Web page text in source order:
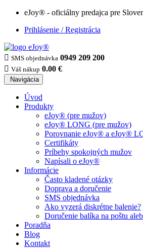
eJoy® - oficiálny predajca pre
Prihlásenie / Registrácia
 SMS objednávka 0949 209 200
 Váš nákup 0.00 €
Navigácia
Úvod
Produkty
eJoy® (pre mužov)
eJoy® LONG (pre mužov)
Porovnanie eJoy® a eJoy®
Certifikáty
Príbehy spokojných mužov
Napísali o eJoy®
Informácie
Často kladené otázky
Doprava a doručenie
SMS objednávka
Ako vyzerá diskrétne balenie?
Doručenie balíka na poštu
Poradňa
Blog
Kontakt